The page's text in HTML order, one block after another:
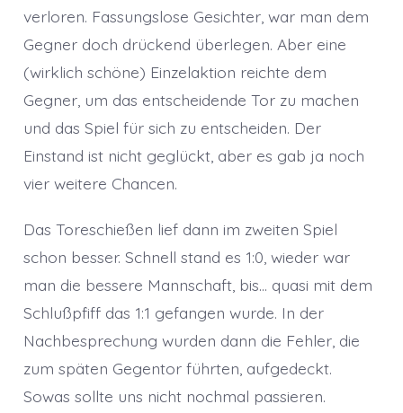
verloren. Fassungslose Gesichter, war man dem
Gegner doch drückend überlegen. Aber eine
(wirklich schöne) Einzelaktion reichte dem
Gegner, um das entscheidende Tor zu machen
und das Spiel für sich zu entscheiden. Der
Einstand ist nicht geglückt, aber es gab ja noch
vier weitere Chancen.
Das Toreschießen lief dann im zweiten Spiel
schon besser. Schnell stand es 1:0, wieder war
man die bessere Mannschaft, bis… quasi mit dem
Schlußpfiff das 1:1 gefangen wurde. In der
Nachbesprechung wurden dann die Fehler, die
zum späten Gegentor führten, aufgedeckt.
Sowas sollte uns nicht nochmal passieren.